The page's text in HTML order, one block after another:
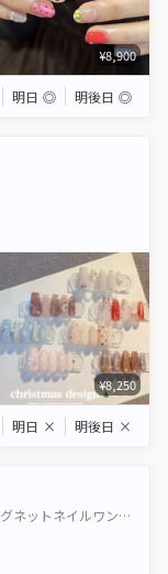
¥8,900
明日 ◎ 明後日 ◎
¥8,250
明日 × 明後日 ×
✴︎パラジェルフィルイン亀裂長さ出しマグネットネイルワンホンネイルギャルネイルちゅるんネイル渋谷